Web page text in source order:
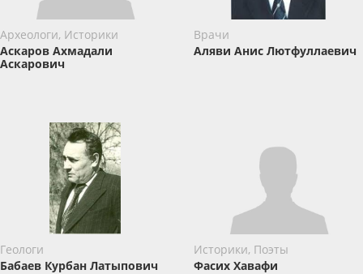
Археологи, Историки
Аскаров Ахмадали
Аскарович
Врачи
Аляви Анис Лютфуллаевич
Геологи
Бабаев Курбан Латыпович
Историки, Поэты
Фасих Хавафи